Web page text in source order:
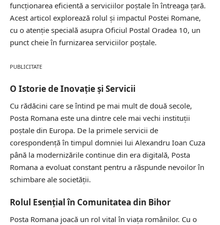
funcționarea eficientă a serviciilor poștale în întreaga țară.
Acest articol explorează rolul și impactul Postei Romane,
cu o atenție specială asupra Oficiul Postal Oradea 10, un
punct cheie în furnizarea serviciilor poștale.
PUBLICITATE
O Istorie de Inovație și Servicii
Cu rădăcini care se întind pe mai mult de două secole,
Posta Romana este una dintre cele mai vechi instituții
poștale din Europa. De la primele servicii de
corespondență în timpul domniei lui Alexandru Ioan Cuza
până la modernizările continue din era digitală, Posta
Romana a evoluat constant pentru a răspunde nevoilor în
schimbare ale societății.
Rolul Esențial în Comunitatea din Bihor
Posta Romana joacă un rol vital în viața românilor. Cu o